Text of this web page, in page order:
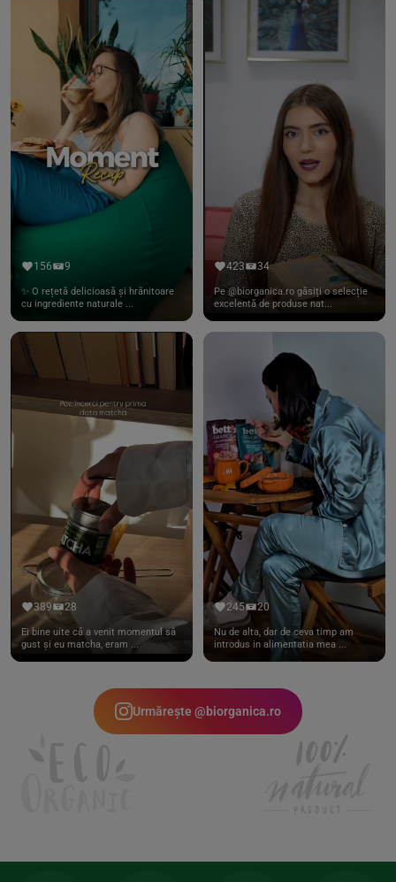
156 9
✨ O rețetă delicioasă și hrănitoare
cu ingrediente naturale ...
423 34
Pe @biorganica.ro găsiți o selecție
excelentă de produse nat...
389 28
Ei bine uite că a venit momentul să
gust și eu matcha, eram ...
245 20
Nu de alta, dar de ceva timp am
introdus in alimentatia mea ...
Urmărește @biorganica.ro